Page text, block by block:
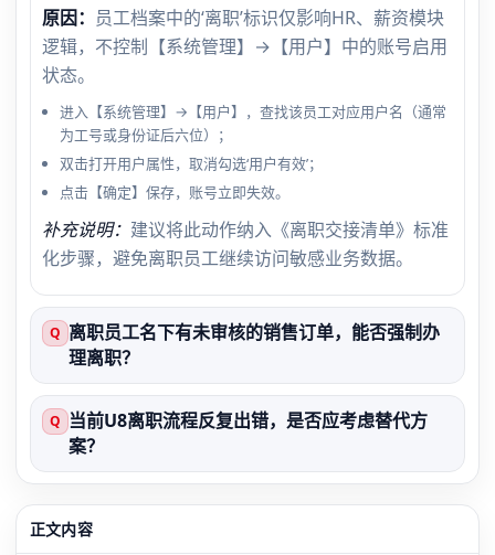
原因： 员工档案中的‘离职’标识仅影响HR、薪资模块
逻辑，不控制【系统管理】→【用户】中的账号启用
状态。
进入【系统管理】→【用户】，查找该员工对应用户名（通常
为工号或身份证后六位）；
双击打开用户属性，取消勾选‘用户有效’；
点击【确定】保存，账号立即失效。
补充说明： 建议将此动作纳入《离职交接清单》标准
化步骤，避免离职员工继续访问敏感业务数据。
Q 离职员工名下有未审核的销售订单，能否强制办
理离职？
Q 当前U8离职流程反复出错，是否应考虑替代方
案？
正文内容